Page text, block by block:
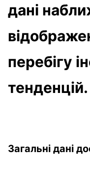
дані
перебігу
тенденцій.
Загальні дані